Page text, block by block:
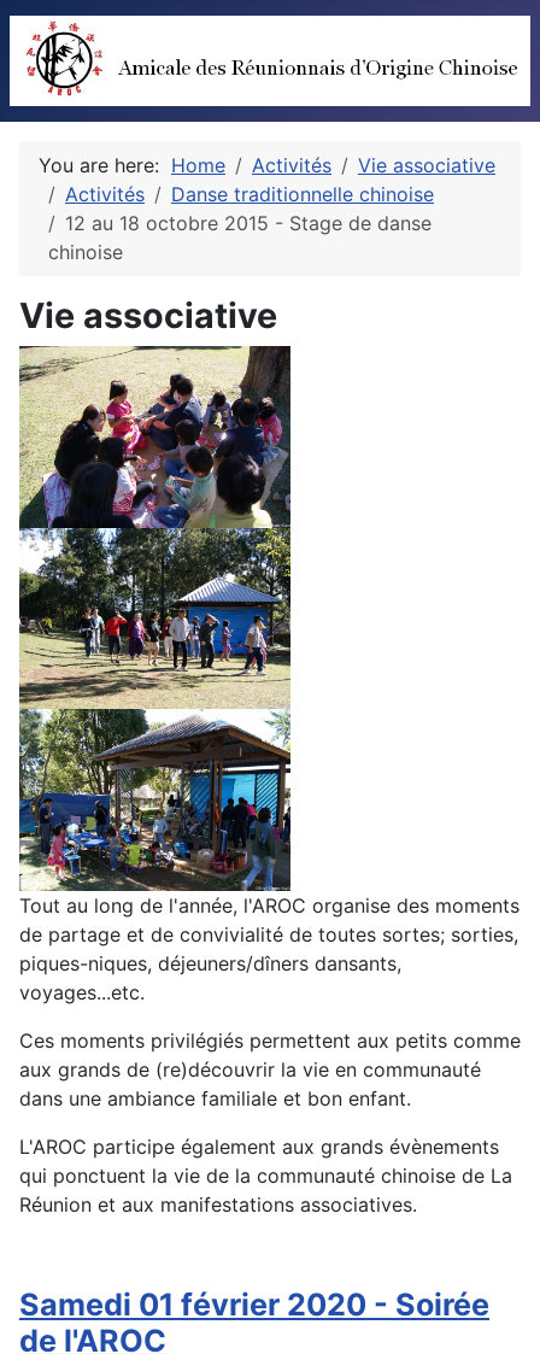
You are here: Home Activités
Vie associative
Activités
Danse traditionnelle chinoise
12 au 18 octobre 2015 - Stage de danse
chinoise
Vie associative
Tout au long de l'année, l'AROC organise des moments
de partage et de convivialité de toutes sortes; sorties,
piques-niques, déjeuners/dîners dansants,
voyages...etc.
Ces moments privilégiés permettent aux petits comme
aux grands de (re)découvrir la vie en communauté
dans une ambiance familiale et bon enfant.
L'AROC participe également aux grands évènements
qui ponctuent la vie de la communauté chinoise de La
Réunion et aux manifestations associatives.
Samedi 01 février 2020 - Soirée
de l'AROC